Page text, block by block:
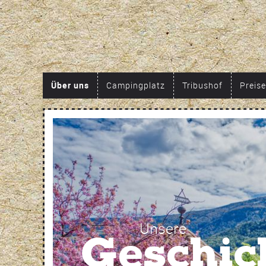
Über uns Campingplatz Tribushof Preise
Unsere